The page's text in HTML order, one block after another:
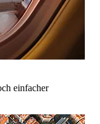
einfacher